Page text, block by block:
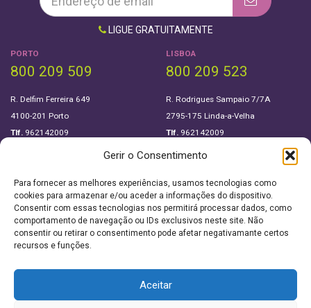
Este site utiliza cookies. Ao navegar no site
estará a consentir a sua utilização.
Gerir o Consentimento
Para fornecer as melhores experiências, usamos tecnologias como
cookies para armazenar e/ou aceder a informações do dispositivo.
Consentir com essas tecnologias nos permitirá processar dados, como
comportamento de navegação ou IDs exclusivos neste site. Não
consentir ou retirar o consentimento pode afetar negativamante certos
recursos e funções.
Aceitar
LIGUE GRATUITAMENTE
PORTO
800 209 509
R. Delfim Ferreira 649
4100-201 Porto
Tlf. 962142009
LISBOA
800 209 523
R. Rodrigues Sampaio 7/7A
2795-175 Linda-a-Velha
Tlf. 962142009
Sobre Nós
Downloads
Política de privacidade